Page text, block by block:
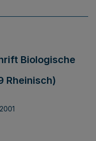
Biologische
Rheinisch)